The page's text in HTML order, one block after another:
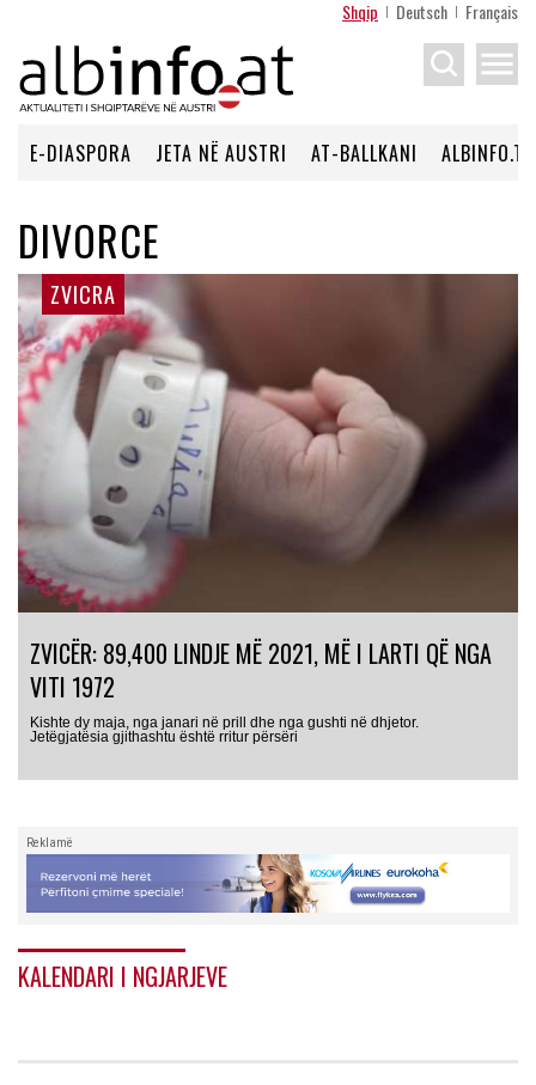
Shqip Deutsch Français
menu
E-DIASPORA JETA NË AUSTRI AT-BALLKANI ALBINFO.TV
DIVORCE
ZVICRA
ZVICËR: 89,400 LINDJE MË 2021, MË I LARTI QË NGA
VITI 1972
Kishte dy maja, nga janari në prill dhe nga gushti në dhjetor.
Jetëgjatësia gjithashtu është rritur përsëri
Reklamë
KALENDARI I NGJARJEVE